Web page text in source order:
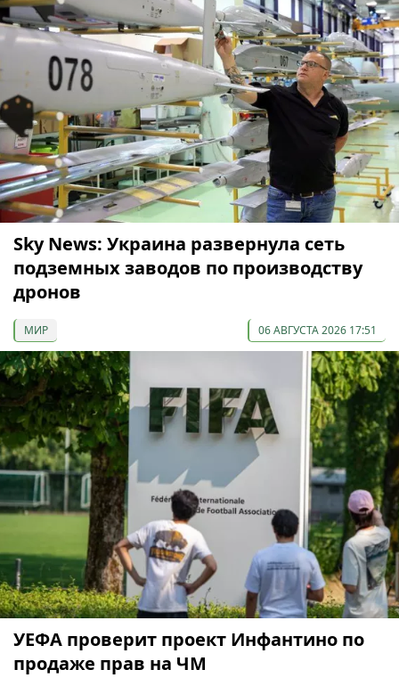
Sky News: Украина развернула сеть
подземных заводов по производству
дронов
МИР 06 АВГУСТА 2026 17:51
УЕФА проверит проект Инфантино по
продаже прав на ЧМ